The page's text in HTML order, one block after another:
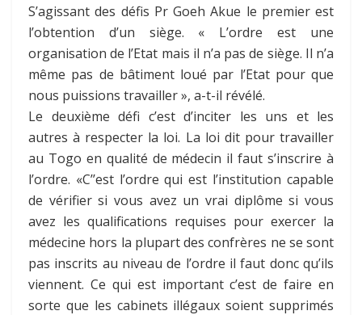
S’agissant des défis Pr Goeh Akue le premier est
l’obtention d’un siège. « L’ordre est une
organisation de l’Etat mais il n’a pas de siège. Il n’a
même pas de bâtiment loué par l’Etat pour que
nous puissions travailler », a-t-il révélé.
Le deuxième défi c’est d’inciter les uns et les
autres à respecter la loi. La loi dit pour travailler
au Togo en qualité de médecin il faut s’inscrire à
l’ordre. «C’’est l’ordre qui est l’institution capable
de vérifier si vous avez un vrai diplôme si vous
avez les qualifications requises pour exercer la
médecine hors la plupart des confrères ne se sont
pas inscrits au niveau de l’ordre il faut donc qu’ils
viennent. Ce qui est important c’est de faire en
sorte que les cabinets illégaux soient supprimés